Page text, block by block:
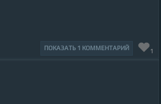
ПОКАЗАТЬ 1 КОММЕНТАРИЙ 1